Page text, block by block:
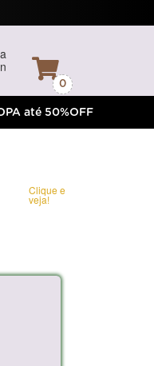
0
até 50%OFF
Clique e
veja!